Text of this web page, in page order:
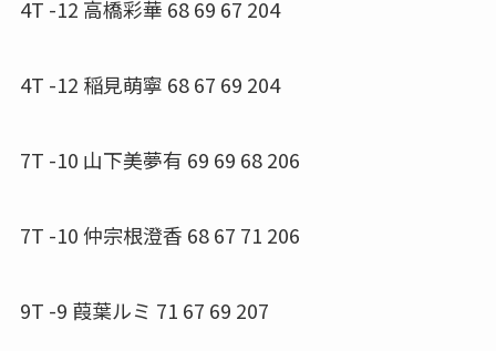
4T -12 高橋彩華 68 69 67 204
4T -12 稲見萌寧 68 67 69 204
7T -10 山下美夢有 69 69 68 206
7T -10 仲宗根澄香 68 67 71 206
9T -9 葭葉ルミ 71 67 69 207